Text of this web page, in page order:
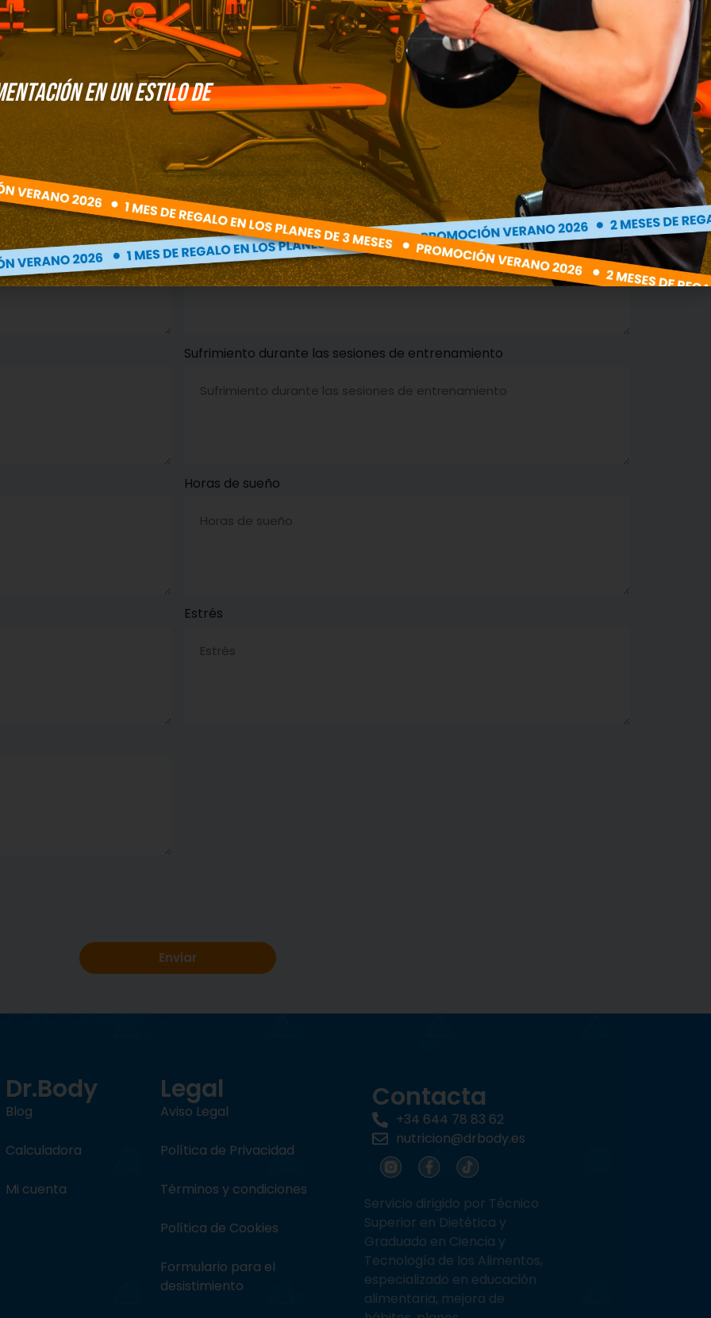
En caso de haberte saltado la dieta, ¿con qué comida y en qué
cantidad?
¿Te recuperas bien de las sesiones?
Sufrimiento durante las sesiones de entrenamiento
Horas de sueño
Estrés
Enviar
Dr.Body
Blog
Calculadora
Mi cuenta
Contacta
+34 644 78 83 62
nutricion@drbody.es
Servicio dirigido por Técnico
Superior en Dietética y
Graduado en Ciencia y
Tecnología de los Alimentos,
especializado en educación
alimentaria, mejora de
Legal
Aviso Legal
Política de Privacidad
Términos y condiciones
Política de Cookies
Formulario para el
desistimiento
en un estilo de